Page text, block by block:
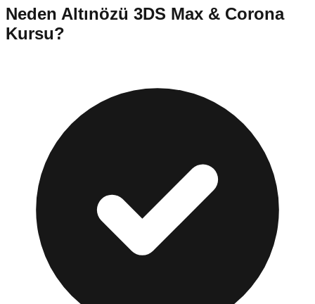
Neden Altınözü 3DS Max & Corona
Kursu?